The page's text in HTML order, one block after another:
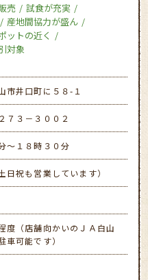
売
試食が充実
産地間協力が盛ん
ットの近く
対象
市井口町に５８-１
７３－３００２
～１８時３０分
日祝も営業しています）
度（店舗向かいのＪＡ白山
車可能です）